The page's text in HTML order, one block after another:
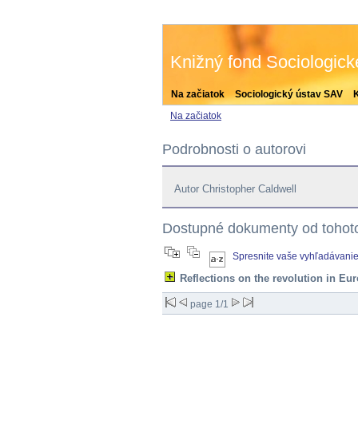
Na začiatok Sociologický ústav SAV
Knižný fond
Na začiatok
Podrobnosti o autorovi
Autor Christopher Caldwell
Dostupné dokumenty od
Spresnite vaše vyhľadávanie
Reflections on the revolution in
page 1/1